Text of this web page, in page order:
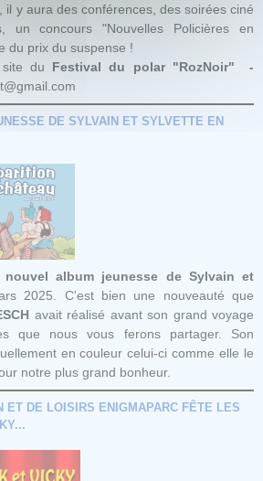
il y aura des conférences, des soirées ciné
un concours "Nouvelles Policières en
du prix du suspense !
du Festival du polar "RozNoir" -
DE SYLVAIN ET SYLVETTE EN
nouvel album jeunesse de Sylvain et
2025. C'est bien une nouveauté que
avait réalisé avant son grand voyage
que nous vous ferons partager. Son
en couleur celui-ci comme elle le
notre plus grand bonheur.
ET DE LOISIRS ENIGMAPARC FÊTE LES